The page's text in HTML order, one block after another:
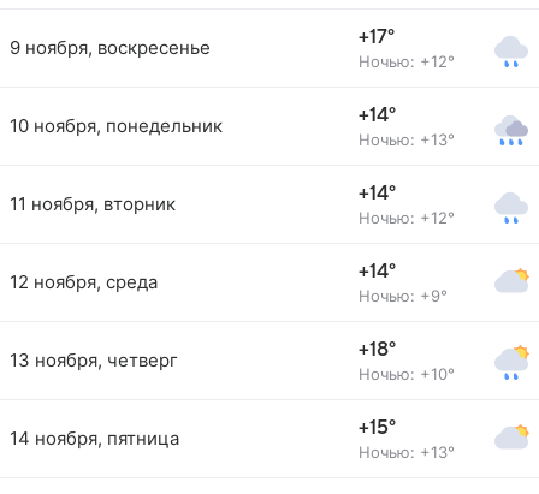
9 ноября, воскресенье +17°
Ночью: +12°
10 ноября, понедельник +14°
Ночью: +13°
11 ноября, вторник +14°
Ночью: +12°
12 ноября, среда +14°
Ночью: +9°
13 ноября, четверг +18°
Ночью: +10°
14 ноября, пятница +15°
Ночью: +13°